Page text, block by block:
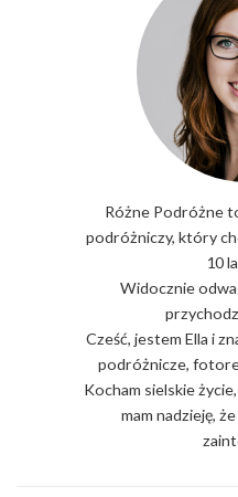
Różne Podróżne
podróżniczy, który
10
Widocznie
Cześć, jestem Ella i
podróżnicze,
Kocham sielskie
mam nadzieję,